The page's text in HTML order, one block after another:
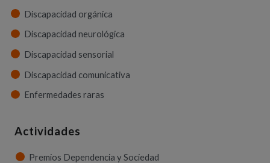
Discapacidad orgánica
Discapacidad neurológica
Discapacidad sensorial
Discapacidad comunicativa
Enfermedades raras
Actividades
Premios Dependencia y Sociedad